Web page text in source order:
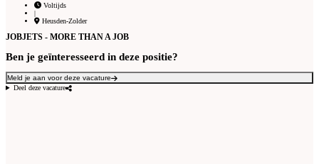
Voltijds
|
Heusden-Zolder
JOBJETS - MORE THAN A JOB
Ben je geïnteresseerd in deze positie?
Meld je aan voor deze vacature
Deel deze vacature